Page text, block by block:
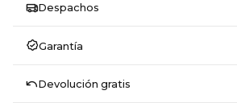
Despachos
Garantía
Devolución gratis